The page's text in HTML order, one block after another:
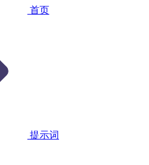
首页
提示词